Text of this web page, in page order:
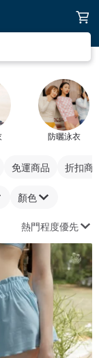
防曬泳衣
免運商品 折扣商
顏色
熱門程度優先